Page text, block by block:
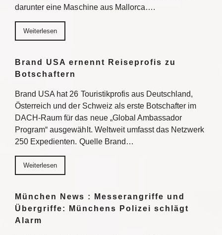
darunter eine Maschine aus Mallorca….
Weiterlesen
Brand USA ernennt Reiseprofis zu
Botschaftern
Brand USA hat 26 Touristikprofis aus Deutschland,
Österreich und der Schweiz als erste Botschafter im
DACH-Raum für das neue „Global Ambassador
Program“ ausgewählt. Weltweit umfasst das Netzwerk
250 Expedienten. Quelle Brand…
Weiterlesen
München News : Messerangriffe und
Übergriffe: Münchens Polizei schlägt
Alarm